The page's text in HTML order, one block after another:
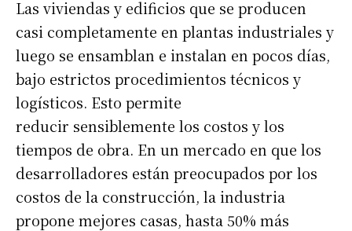
Suscribirme gratis
Dirección de correo electrónico*
Las viviendas y edificios que se producen
casi completamente en plantas industriales y
luego se ensamblan e instalan en pocos días,
bajo estrictos procedimientos técnicos y
logísticos. Esto permite
reducir sensiblemente los costos y los
tiempos de obra. En un mercado en que los
desarrolladores están preocupados por los
costos de la construcción, la industria
propone mejores casas, hasta 50% más